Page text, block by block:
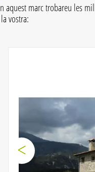
marc trobareu les
vostra: